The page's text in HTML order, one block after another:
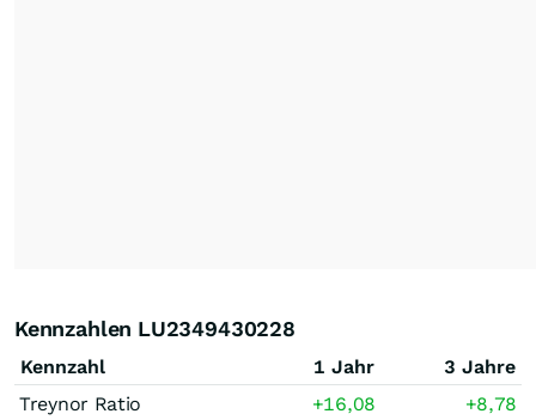
Kennzahlen LU2349430228
Kennzahl 1 Jahr
3 Jahre
Treynor Ratio
+16,08
+8,78